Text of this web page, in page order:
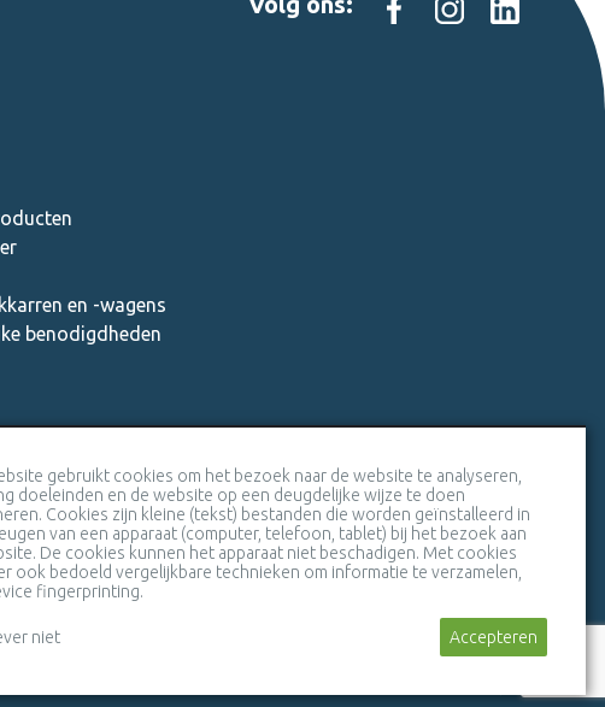
en -wagens
benodigdheden
Veiligheidscertificaat SSL
gebruikt cookies om het bezoek naar de website te analyseren,
doeleinden en de website op een deugdelijke wijze te doen
Cookies zijn kleine (tekst) bestanden die worden geïnstalleerd in
van een apparaat (computer, telefoon, tablet) bij het bezoek aan
De cookies kunnen het apparaat niet beschadigen. Met cookies
ook bedoeld vergelijkbare technieken om informatie te verzamelen,
fingerprinting.
niet Accepteren
Stuur een bericht